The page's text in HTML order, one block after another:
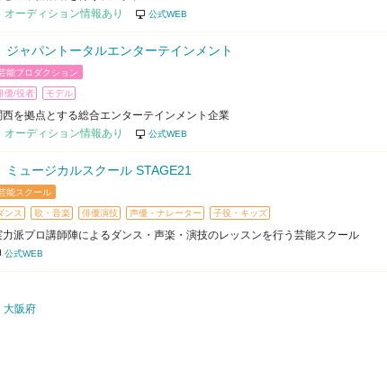
オーディション情報あり
公式WEB
ジャパントータルエンターテインメント
能プロダクション
優/役者 モデル
西を拠点とする総合エンターテインメント企業
オーディション情報あり
公式WEB
ミュージカルスクール STAGE21
能スクール
ンス 歌・音楽 俳優演技 声優・ナレーター 子役・キッズ
力派プロ講師陣によるダンス・声楽・演技のレッスンを行う芸能スクール
公式WEB
大阪府